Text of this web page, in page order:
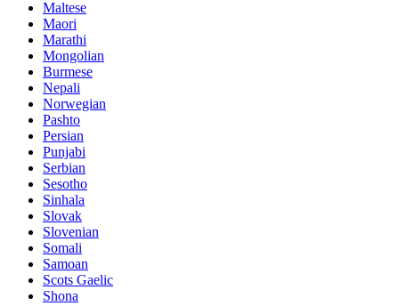
Maltese
Maori
Marathi
Mongolian
Burmese
Nepali
Norwegian
Pashto
Persian
Punjabi
Serbian
Sesotho
Sinhala
Slovak
Slovenian
Somali
Samoan
Scots Gaelic
Shona